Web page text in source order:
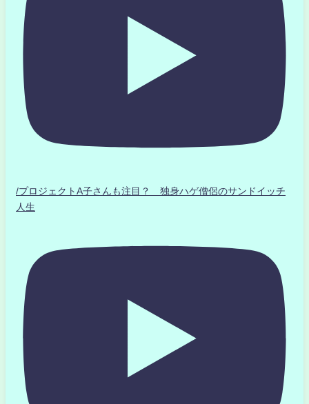
/プロジェクトA子さんも注目？ 独身ハゲ僧侶のサンドイッチ
人生